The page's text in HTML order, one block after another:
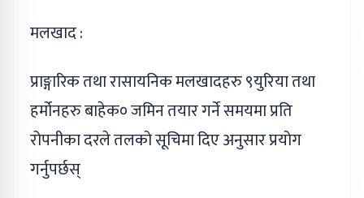
मलखाद :
प्राङ्गारिक तथा रासायनिक मलखादहरु ९युरिया तथा
हर्मोनहरु बाहेक० जमिन तयार गर्ने समयमा प्रति
रोपनीका दरले तलको सूचिमा दिए अनुसार प्रयोग
गर्नुपर्छस्